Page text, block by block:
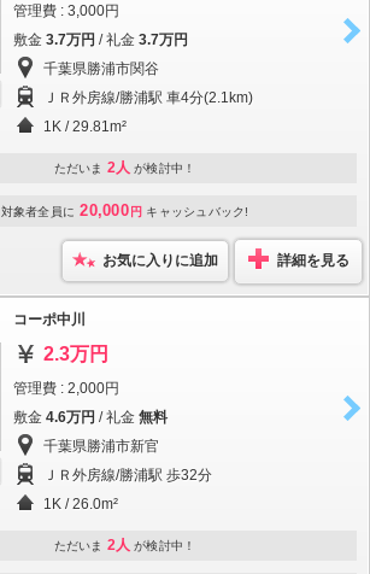
管理費 : 3,000円
敷金 3.7万円 / 礼金 3.7万円
千葉県勝浦市関谷
ＪＲ外房線/勝浦駅 車4分(2.1km)
1K / 29.81m²
ただいま 2人 が検討中！
対象者全員に 20,000 円 キャッシュバック!
お気に入りに追加 詳細を見る
コーポ中川
2.3万円
管理費 : 2,000円
敷金 4.6万円 / 礼金 無料
千葉県勝浦市新官
ＪＲ外房線/勝浦駅 歩32分
1K / 26.0m²
ただいま 2人 が検討中！